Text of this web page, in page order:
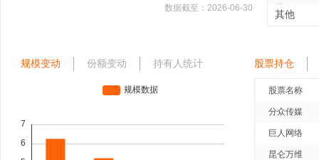
数据截至： 2026-06-30
业
其他
规模变动 份额变动 持有人统计 股票持仓
股票名称
分众传媒
巨人网络
昆仑万维